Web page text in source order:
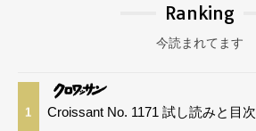
Ranking
今読まれてます
1 Croissant No. 1171 試し読みと目次